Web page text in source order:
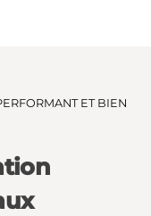
ET BIEN